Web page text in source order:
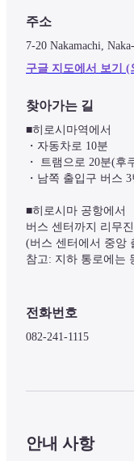
주소
7-20 Nakamachi,
구글 지도에서 보기 (
찾아가는 길
■히로시마역에서
・자동차로 10분
・ 트램으로 20분(후
・남쪽 출입구 버스
■히로시마 공항에서
버스 센터까지 리무
(버스 센터에서 중앙
참고: 지하 통로에는
전화번호
082-241-1115
안내 사항